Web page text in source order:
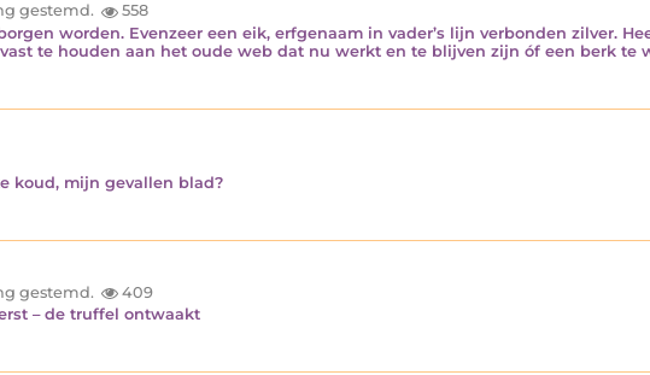
gestemd.
558
worden. Evenzeer een eik, erfgenaam in vader’s lijn verbonden zilver.
te houden aan het oude web dat nu werkt en te blijven zijn óf een berk te
koud, mijn gevallen blad?
gestemd.
409
– de truffel ontwaakt